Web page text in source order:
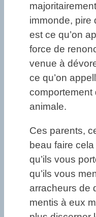
immonde, pire
est ce qu’on
force de
venue à
ce qu’on
comportement
animale.
Ces parents,
beau faire
qu’ils vous
qu’ils vous
arracheurs de
mentis à eux